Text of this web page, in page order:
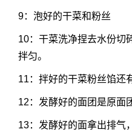
9：泡好的干菜和粉丝
10：干菜洗净捏去水份切
拌匀。
11：拌好的干菜粉丝馅还
12：发酵好的面团是原面
13：发酵好的面拿出排气